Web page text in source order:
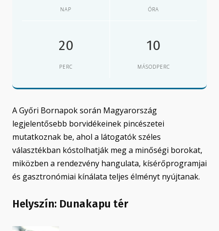
NAP ÓRA
20
PERC
9
MÁSODPERC
A Győri Bornapok során Magyarország
legjelentősebb borvidékeinek pincészetei
mutatkoznak be, ahol a látogatók széles
választékban kóstolhatják meg a minőségi borokat,
miközben a rendezvény hangulata, kísérőprogramjai
és gasztronómiai kínálata teljes élményt nyújtanak.
Helyszín: Dunakapu tér